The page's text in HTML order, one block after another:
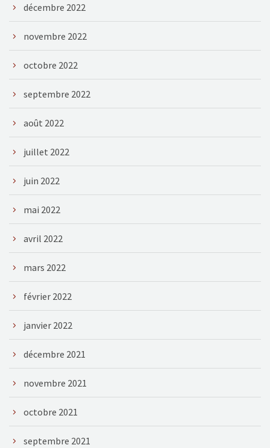
décembre 2022
novembre 2022
octobre 2022
septembre 2022
août 2022
juillet 2022
juin 2022
mai 2022
avril 2022
mars 2022
février 2022
janvier 2022
décembre 2021
novembre 2021
octobre 2021
septembre 2021